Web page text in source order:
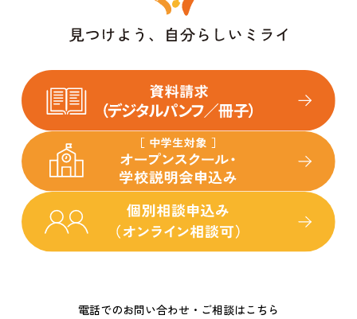
電話でのお問い合わせ・ご相談はこちら